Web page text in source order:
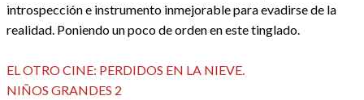
introspección e instrumento inmejorable para evadirse de la
realidad. Poniendo un poco de orden en este tinglado.
Navegación
Entrada
anterior
EL OTRO CINE: PERDIDOS EN LA NIEVE.
Entrada
NIÑOS GRANDES 2